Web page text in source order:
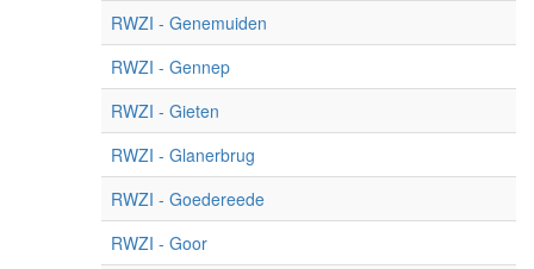
RWZI - Genemuiden
RWZI - Gennep
RWZI - Gieten
RWZI - Glanerbrug
RWZI - Goedereede
RWZI - Goor